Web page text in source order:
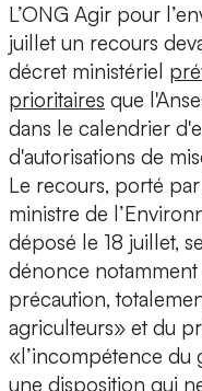
L’ONG Agir pour
juillet un recours
décret ministériel
prioritaires que
dans le calendrier
d'autorisations de
Le recours, porté
ministre de
déposé le 18 juillet,
dénonce
précaution,
agriculteurs» et du
«l’incompétence
une disposition qui